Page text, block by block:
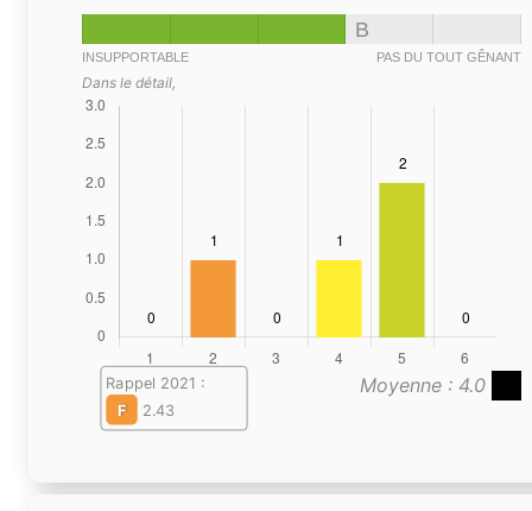
B
INSUPPORTABLE PAS DU TOUT GÊNANT
Dans le détail,
Moyenne : 4.0
Rappel 2021 :
F
2.43